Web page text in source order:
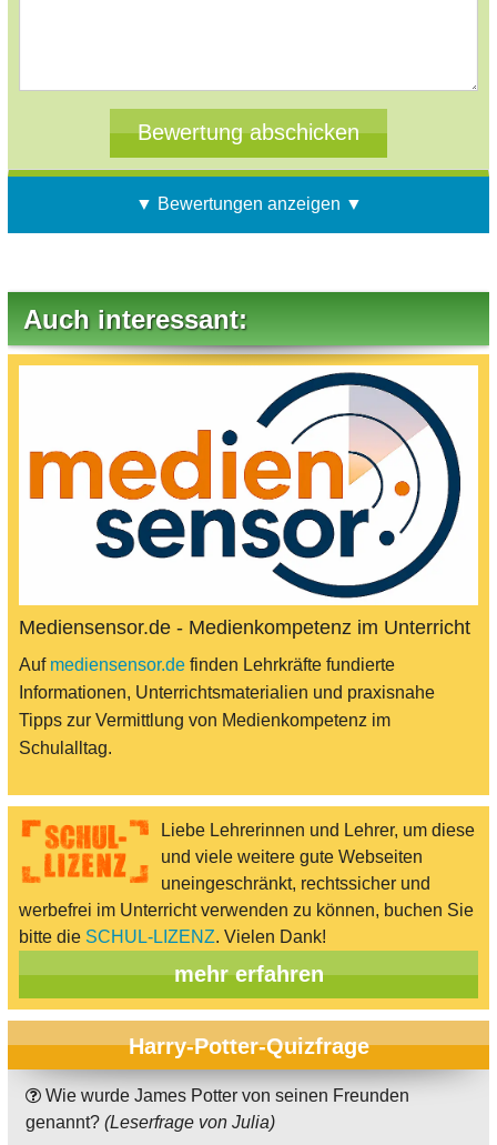
▼ Bewertungen anzeigen ▼
Auch interessant:
Mediensensor.de - Medienkompetenz im Unterricht
Auf mediensensor.de finden Lehrkräfte fundierte
Informationen, Unterrichtsmaterialien und praxisnahe
Tipps zur Vermittlung von Medienkompetenz im
Schulalltag.
Liebe Lehrerinnen und Lehrer, um diese
und viele weitere gute Webseiten
uneingeschränkt, rechtssicher und
werbefrei im Unterricht verwenden zu können, buchen Sie
bitte die SCHUL-LIZENZ. Vielen Dank!
mehr erfahren
Harry-Potter-Quizfrage
Wie wurde James Potter von seinen Freunden
genannt? (Leserfrage von Julia)